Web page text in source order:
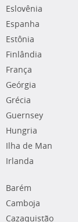
Eslovênia
Espanha
Estônia
Finlândia
França
Geórgia
Grécia
Guernsey
Hungria
Ilha de Man
Irlanda
Barém
Camboja
Cazaquistão